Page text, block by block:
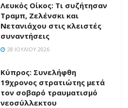
Λευκός Οίκος: Τι συζήτησαν
Τραμπ, Ζελένσκι και
Νετανιάχου στις κλειστές
συναντήσεις
28 ΙΟΥΛΊΟΥ 2026
Κύπρος: Συνελήφθη
19χρονος στρατιώτης μετά
τον σοβαρό τραυματισμό
νεοσύλλεκτου